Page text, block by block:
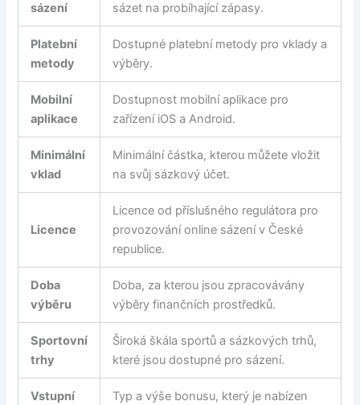
sázení
sázet na probíhající zápasy.
Platební
metody
Dostupné platební metody pro vklady a
výběry.
Mobilní
aplikace
Dostupnost mobilní aplikace pro
zařízení iOS a Android.
Minimální
vklad
Minimální částka, kterou můžete vložit
na svůj sázkový účet.
Licence
Licence od příslušného regulátora pro
provozování online sázení v České
republice.
Doba
výběru
Doba, za kterou jsou zpracovávány
výběry finančních prostředků.
Sportovní
trhy
Široká škála sportů a sázkových trhů,
které jsou dostupné pro sázení.
Vstupní
Typ a výše bonusu, který je nabízen